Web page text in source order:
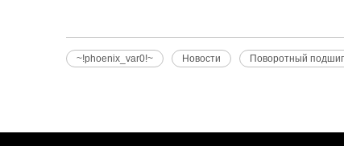
~!phoenix_var0!~ Новости Поворотный